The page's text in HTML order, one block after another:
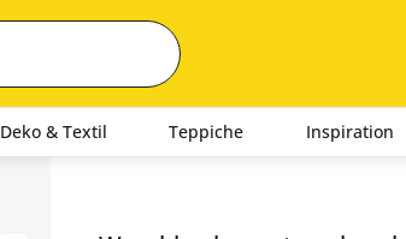
Deko & Textil Teppiche Inspiration